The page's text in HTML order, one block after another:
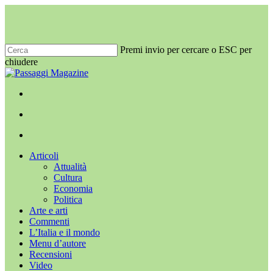
principale
Premi invio per cercare o ESC per
chiudere
Chiudi
Menu
cerca
Menu
Articoli
Attualità
Cultura
Economia
Politica
Arte e arti
Commenti
L’Italia e il mondo
Menu d’autore
Recensioni
Video